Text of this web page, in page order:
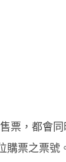
票，都會
購票之票號